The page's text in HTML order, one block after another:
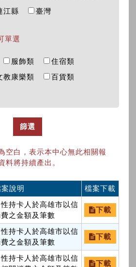
江縣 臺灣
單選
服飾類
住宿類
教康樂類
百貨類
篩選
空白，表示本中心無此相關報
料將持續產出。
說明
檔案下載
持卡人於高雄市以信
之金額及筆數
下載
持卡人於高雄市以信
之金額及筆數
下載
持卡人於高雄市以信
下載